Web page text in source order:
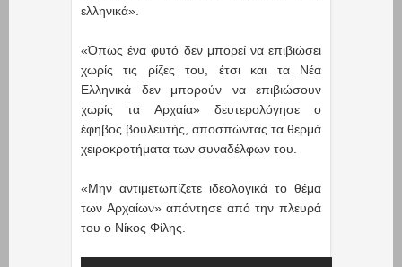
ελληνικά».
«Όπως ένα φυτό δεν μπορεί να επιβιώσει
χωρίς τις ρίζες του, έτσι και τα Νέα
Ελληνικά δεν μπορούν να επιβιώσουν
χωρίς τα Αρχαία» δευτερολόγησε ο
έφηβος βουλευτής, αποσπώντας τα θερμά
χειροκροτήματα των συναδέλφων του.
«Μην αντιμετωπίζετε ιδεολογικά το θέμα
των Αρχαίων» απάντησε από την πλευρά
του ο Νίκος Φίλης.